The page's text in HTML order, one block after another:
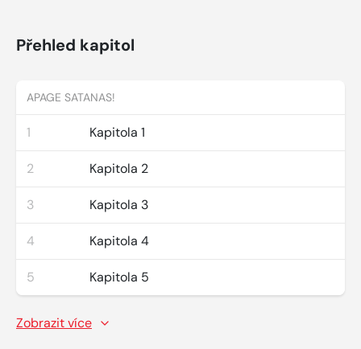
Přehled kapitol
APAGE SATANAS!
1 Kapitola 1
2 Kapitola 2
3 Kapitola 3
4 Kapitola 4
5 Kapitola 5
Zobrazit více